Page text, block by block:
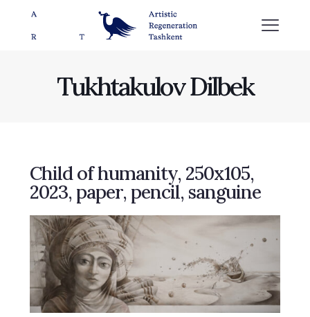
Tukhtakulov Dilbek
Child of humanity, 250х105,
2023, paper, pencil, sanguine